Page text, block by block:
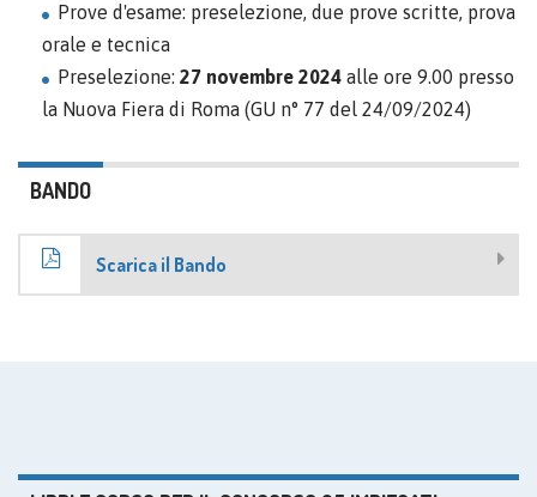
Prove d'esame: preselezione, due prove scritte, prova
orale e tecnica
Preselezione: 27 novembre 2024 alle ore 9.00 presso
la Nuova Fiera di Roma (GU n° 77 del 24/09/2024)
BANDO
Scarica il Bando